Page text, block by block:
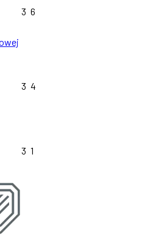
3 6
3 4
3 1